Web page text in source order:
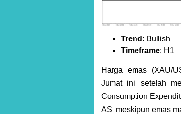
Trend : Bullish
Timeframe: H1
Harga emas (XAU/
Jumat ini, setelah
Consumption
AS, meskipun emas